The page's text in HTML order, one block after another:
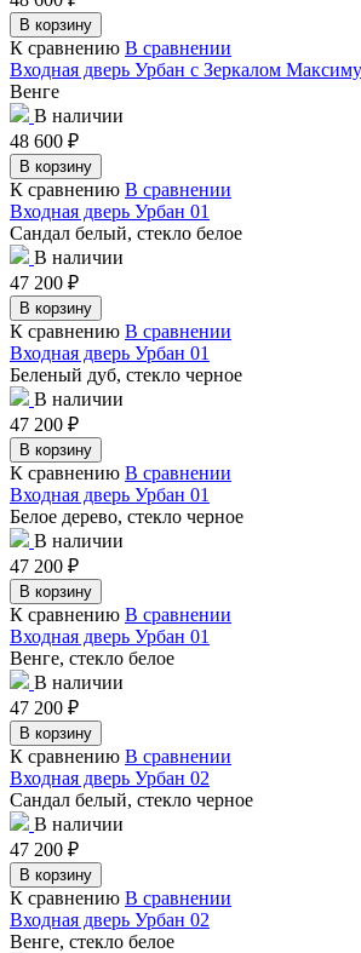
В корзину
К сравнению В сравнении
Входная дверь Урбан с Зеркалом
Венге
В наличии
48 600 ₽
В корзину
К сравнению В сравнении
Входная дверь Урбан 01
Сандал белый, стекло белое
В наличии
47 200 ₽
В корзину
К сравнению В сравнении
Входная дверь Урбан 01
Беленый дуб, стекло черное
В наличии
47 200 ₽
В корзину
К сравнению В сравнении
Входная дверь Урбан 01
Белое дерево, стекло черное
В наличии
47 200 ₽
В корзину
К сравнению В сравнении
Входная дверь Урбан 01
Венге, стекло белое
В наличии
47 200 ₽
В корзину
К сравнению В сравнении
Входная дверь Урбан 02
Сандал белый, стекло черное
В наличии
47 200 ₽
В корзину
К сравнению В сравнении
Входная дверь Урбан 02
Венге, стекло белое